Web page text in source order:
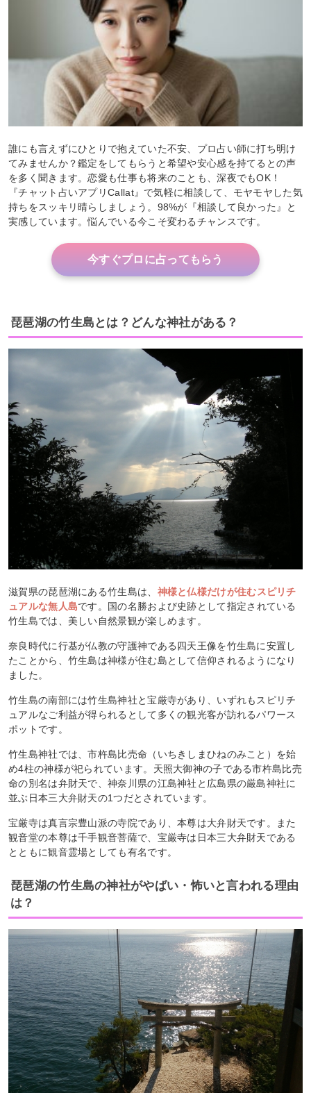
誰にも言えずにひとりで抱えていた不安、プロ占い師に打ち明け
てみませんか？鑑定をしてもらうと希望や安心感を持てるとの声
を多く聞きます。恋愛も仕事も将来のことも、深夜でもOK！
『チャット占いアプリCallat』で気軽に相談して、モヤモヤした気
持ちをスッキリ晴らしましょう。98%が『相談して良かった』と
実感しています。悩んでいる今こそ変わるチャンスです。
今すぐプロに占ってもらう
琵琶湖の竹生島とは？どんな神社がある？
滋賀県の琵琶湖にある竹生島は、 神様と仏様だけが住むスピリチ
ュアルな無人島です。国の名勝および史跡として指定されている
竹生島では、美しい自然景観が楽しめます。
奈良時代に行基が仏教の守護神である四天王像を竹生島に安置し
たことから、竹生島は神様が住む島として信仰されるようになり
ました。
竹生島の南部には竹生島神社と宝厳寺があり、いずれもスピリチ
ュアルなご利益が得られるとして多くの観光客が訪れるパワース
ポットです。
竹生島神社では、市杵島比売命（いちきしまひねのみこと）を始
め4柱の神様が祀られています。天照大御神の子である市杵島比売
命の別名は弁財天で、神奈川県の江島神社と広島県の厳島神社に
並ぶ日本三大弁財天の1つだとされています。
宝厳寺は真言宗豊山派の寺院であり、本尊は大弁財天です。また
観音堂の本尊は千手観音菩薩で、宝厳寺は日本三大弁財天である
とともに観音霊場としても有名です。
琵琶湖の竹生島の神社がやばい・怖いと言われる理由
は？